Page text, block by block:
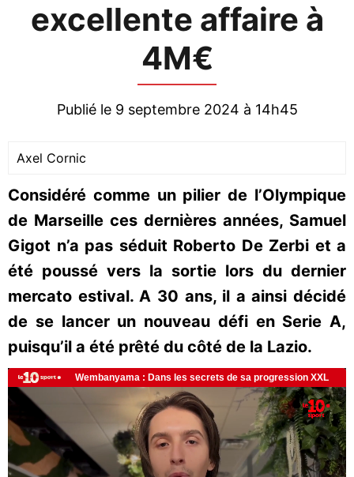
excellente affaire à
4M€
Publié le 9 septembre 2024 à 14h45
Axel Cornic
Considéré comme un pilier de l’Olympique
de Marseille ces dernières années, Samuel
Gigot n’a pas séduit Roberto De Zerbi et a
été poussé vers la sortie lors du dernier
mercato estival. A 30 ans, il a ainsi décidé
de se lancer un nouveau défi en Serie A,
puisqu’il a été prêté du côté de la Lazio.